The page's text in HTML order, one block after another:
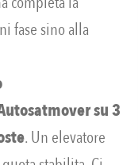
fase sino alla
su 3
. Un elevatore